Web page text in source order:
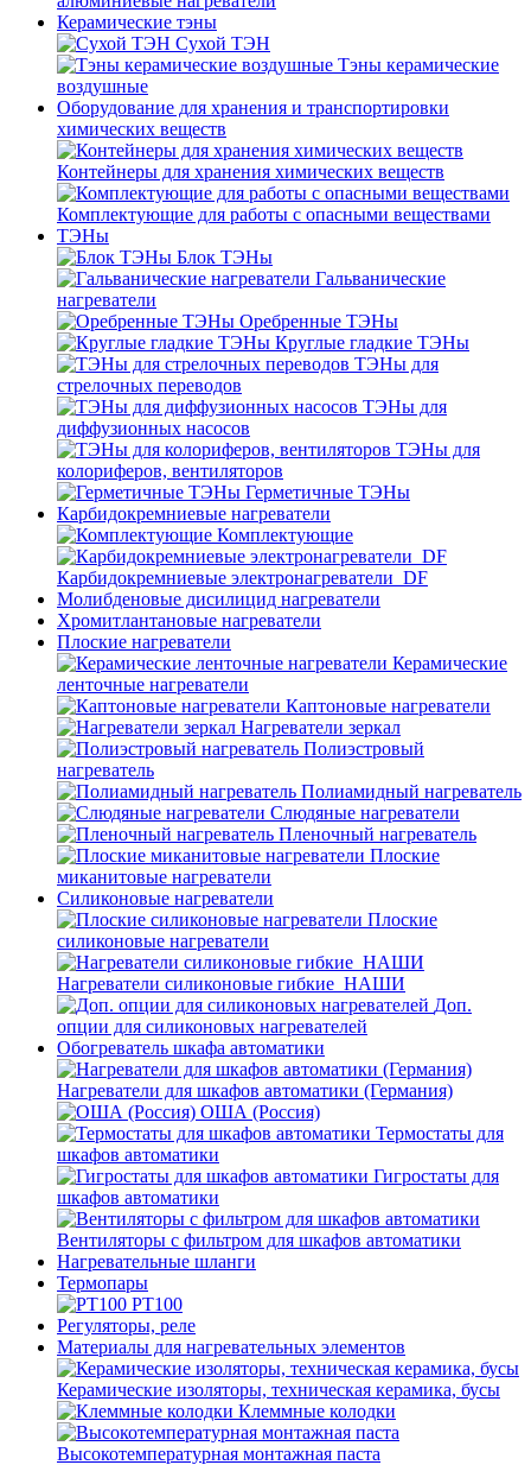
Керамические тэны
Сухой ТЭН
Тэны керамические
воздушные
Оборудование для хранения и транспортировки
химических веществ
Контейнеры для хранения химических веществ
Комплектующие для работы с опасными веществами
ТЭНы
Блок ТЭНы
Гальванические
нагреватели
Оребренные ТЭНы
Круглые гладкие ТЭНы
ТЭНы для
стрелочных переводов
ТЭНы для
диффузионных насосов
ТЭНы для
колориферов, вентиляторов
Герметичные ТЭНы
Карбидокремниевые нагреватели
Комплектующие
Карбидокремниевые электронагреватели_DF
Молибденовые дисилицид нагреватели
Хромитлантановые нагреватели
Плоские нагреватели
Керамические
ленточные нагреватели
Каптоновые нагреватели
Нагреватели зеркал
Полиэстровый
нагреватель
Полиамидный нагреватель
Слюдяные нагреватели
Пленочный нагреватель
Плоские
миканитовые нагреватели
Силиконовые нагреватели
Плоские
силиконовые нагреватели
Нагреватели силиконовые гибкие_НАШИ
Доп.
опции для силиконовых нагревателей
Обогреватель шкафа автоматики
Нагреватели для шкафов автоматики (Германия)
ОША (Россия)
Термостаты для
шкафов автоматики
Гигростаты для
шкафов автоматики
Вентиляторы с фильтром для шкафов автоматики
Нагревательные шланги
Термопары
PT100
Регуляторы, реле
Материалы для нагревательных элементов
Керамические изоляторы, техническая керамика, бусы
Клеммные колодки
Высокотемпературная монтажная паста